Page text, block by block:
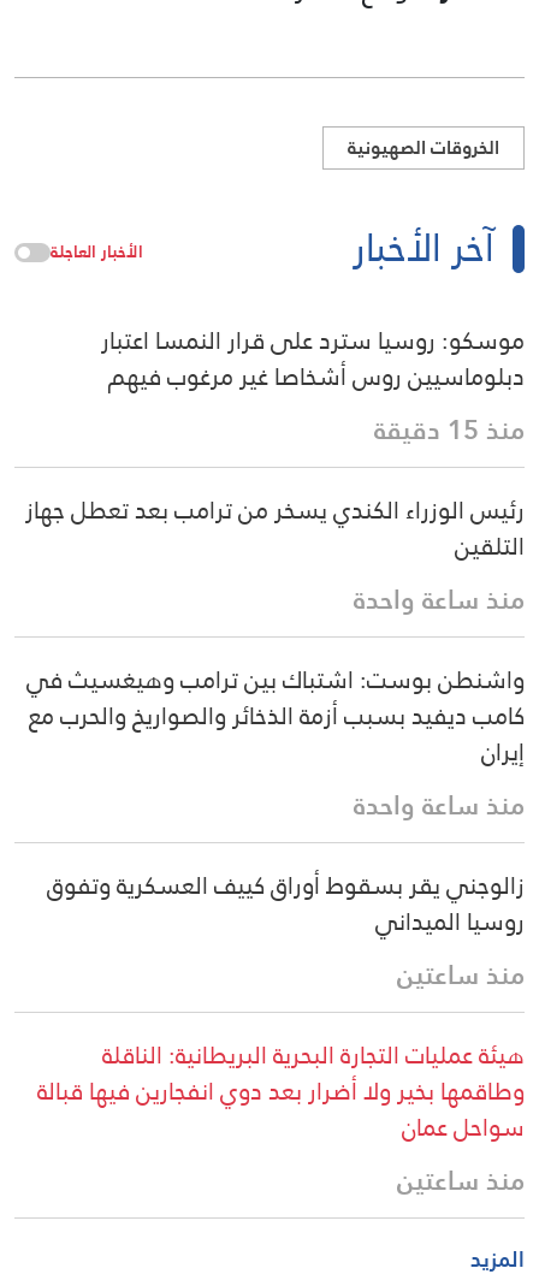
الخروقات الصهيونية
آخر الأخبار الأخبار العاجلة
موسكو: روسيا سترد على قرار النمسا اعتبار
دبلوماسيين روس أشخاصا غير مرغوب فيهم
منذ 15 دقيقة
رئيس الوزراء الكندي يسخر من ترامب بعد تعطل جهاز
التلقين
منذ ساعة واحدة
واشنطن بوست: اشتباك بين ترامب وهيغسيث في
كامب ديفيد بسبب أزمة الذخائر والصواريخ والحرب مع
إيران
منذ ساعة واحدة
زالوجني يقر بسقوط أوراق كييف العسكرية وتفوق
روسيا الميداني
منذ ساعتين
هيئة عمليات التجارة البحرية البريطانية: الناقلة
وطاقمها بخير ولا أضرار بعد دوي انفجارين فيها قبالة
سواحل عمان
منذ ساعتين
المزيد